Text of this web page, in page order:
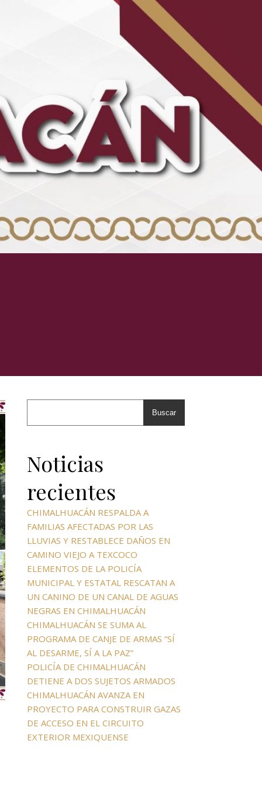
Buscar
Noticias
recientes
CHIMALHUACÁN RESPALDA A
FAMILIAS AFECTADAS POR LAS
LLUVIAS Y RESTABLECE DAÑOS EN
CAMINO VIEJO A TEXCOCO
ELEMENTOS DE LA POLICÍA
MUNICIPAL Y ESTATAL RESCATAN A
UN CANINO DE UN CANAL DE AGUAS
NEGRAS EN CHIMALHUACÁN
CHIMALHUACÁN SE SUMA AL
PROGRAMA DE CANJE DE ARMAS “SÍ
AL DESARME, SÍ A LA PAZ”
POLICÍA DE CHIMALHUACÁN
DETIENE A DOS SUJETOS ARMADOS
CHIMALHUACÁN AVANZA EN
PROYECTO PARA CONSTRUIR GAZAS
DE ACCESO EN EL CIRCUITO
EXTERIOR MEXIQUENSE